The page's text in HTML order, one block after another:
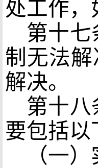
处工作
第十七
制无法
解决。
第十八
要包括以
（一